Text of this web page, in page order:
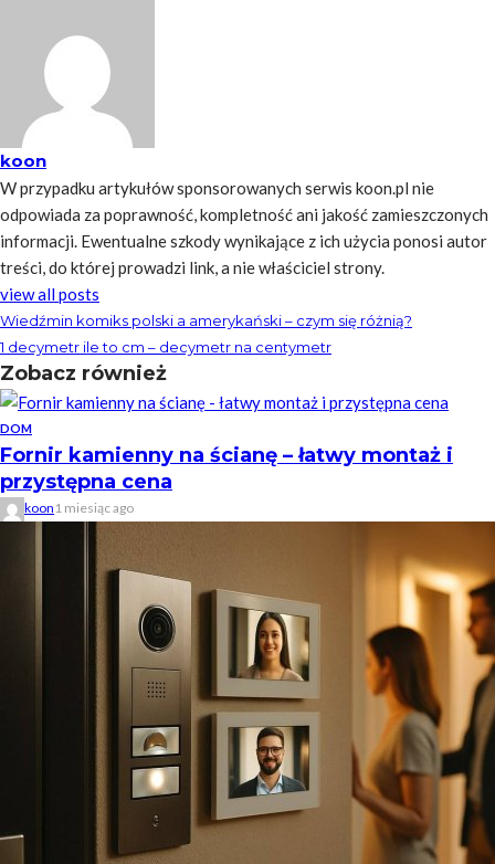
koon
W przypadku artykułów sponsorowanych serwis koon.pl nie
odpowiada za poprawność, kompletność ani jakość zamieszczonych
informacji. Ewentualne szkody wynikające z ich użycia ponosi autor
treści, do której prowadzi link, a nie właściciel strony.
view all posts
Wiedźmin komiks polski a amerykański – czym się różnią?
1 decymetr ile to cm – decymetr na centymetr
Zobacz również
DOM
Fornir kamienny na ścianę – łatwy montaż i
przystępna cena
koon 1 miesiąc ago